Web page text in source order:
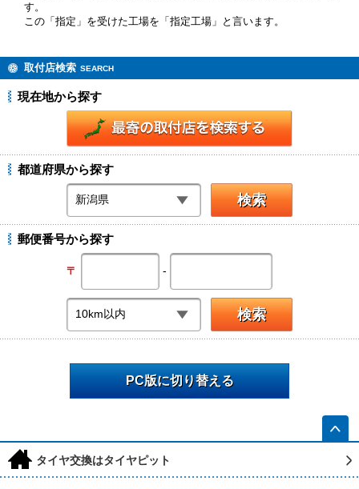
す。
この「指定」を受けた工場を「指定工場」と言います。
取付店検索 SEARCH
現在地から探す
都道府県から探す
郵便番号から探す
〒 -
PC版に切り替える
h タイヤ交換はタイヤピット